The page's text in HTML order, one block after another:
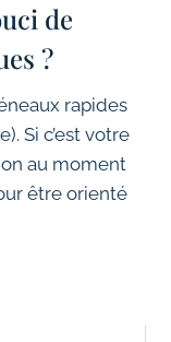
de
?
rapides
Si c’est votre
au moment
être orienté